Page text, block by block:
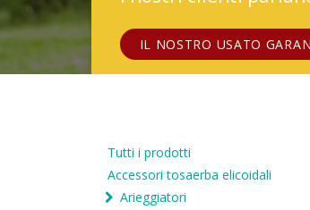
IL NOSTRO USATO
Tutti i prodotti
Accessori tosaerba elicoidali
Arieggiatori